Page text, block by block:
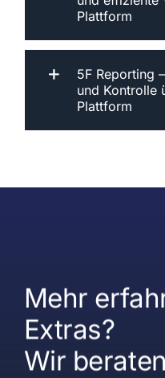
Plattform
5F Reporting
und Kontrolle
Plattform
Mehr
Extras?
Wir